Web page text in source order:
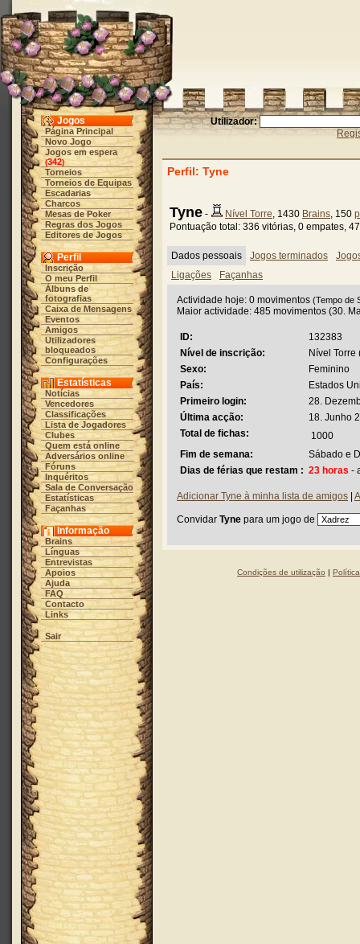
Jogos
Página Principal
Novo Jogo
Jogos em espera
(342)
Torneios
Torneios de Equipas
Escadarias
Charcos
Mesas de Poker
Regras dos Jogos
Editores de Jogos
Perfil
Inscrição
O meu Perfil
Álbuns de
fotografias
Caixa de Mensagens
Eventos
Amigos
Utilizadores
bloqueados
Configurações
Estatísticas
Notícias
Vencedores
Classificações
Lista de Jogadores
Clubes
Quem está online
Adversários online
Fóruns
Inquéritos
Sala de Conversação
Estatísticas
Façanhas
Informação
Brains
Línguas
Entrevistas
Apoios
Ajuda
FAQ
Contacto
Links
Sair
Utilizador:
Perfil: Tyne
Tyne - Nível Torre, 1430 Brains, 150
Pontuação total: 336 vitórias, 0 empates,
Dados pessoais Jogos terminados
Ligações
Façanhas
Actividade hoje: 0 movimentos (Tempo de
Maior actividade: 485 movimentos (30.
ID:
132383
Nível de inscrição:
Nível Torre
Sexo:
Feminino
País:
Estados
Primeiro login:
28.
Última acção:
18. Junho
Total de fichas:
1000
Fim de semana:
Sábado e
Dias de férias que restam : 23 horas -
Adicionar Tyne à minha lista de amigos
Convidar Tyne para um jogo de
Condições de utilização |